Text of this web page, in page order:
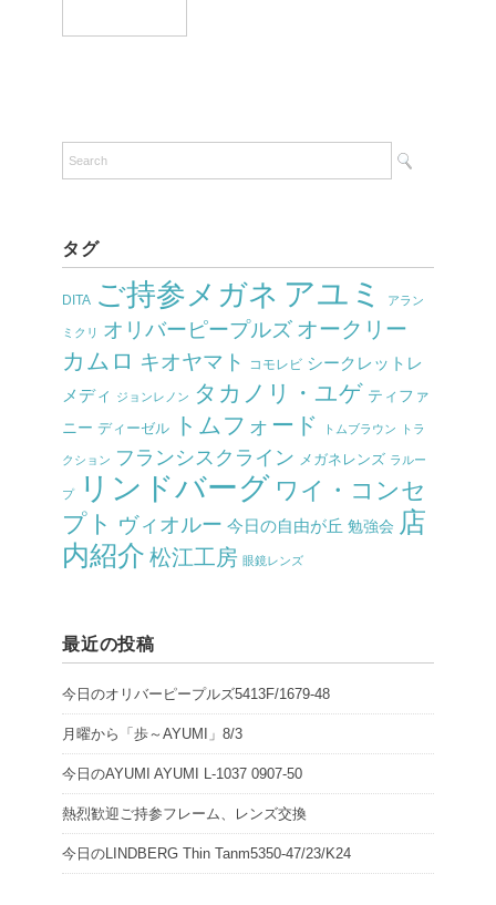
タグ
DITA ご持参メガネ アユミ アラン
ミクリ オリバーピープルズ オークリー
カムロ キオヤマト コモレビ シークレットレ
メディ
ジョンレノン タカノリ・ユゲ ティファ
ニー ディーゼル トムフォード トムブラウン トラ
クション フランシスクライン メガネレンズ ラルー
プ リンドバーグ ワイ・コンセ
プト ヴィオルー 今日の自由が丘 勉強会 店
内紹介 松江工房 眼鏡レンズ
最近の投稿
今日のオリバーピープルズ5413F/1679-48
月曜から「歩～AYUMI」8/3
今日のAYUMI AYUMI L-1037 0907-50
熱烈歓迎ご持参フレーム、レンズ交換
今日のLINDBERG Thin Tanm5350-47/23/K24